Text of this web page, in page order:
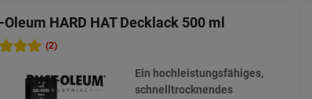
Oleum HARD HAT Decklack 500 ml
(2)
Ein hochleistungsfähiges,
schnelltrocknendes